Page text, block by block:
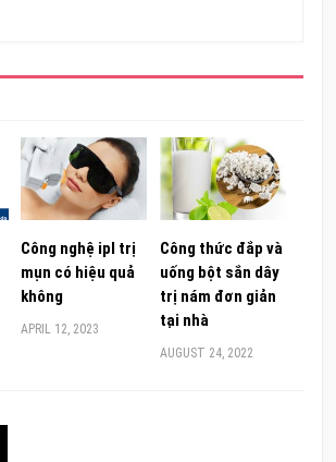
Công nghệ ipl trị
mụn có hiệu quả
không
APRIL 12, 2023
Công thức đắp và
uống bột sắn dây
trị nám đơn giản
tại nhà
AUGUST 24, 2022